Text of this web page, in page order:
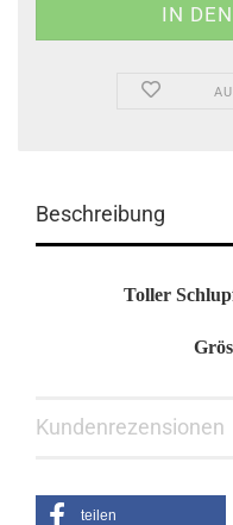
Beschreibung
Toller
Kundenrezensionen
teilen